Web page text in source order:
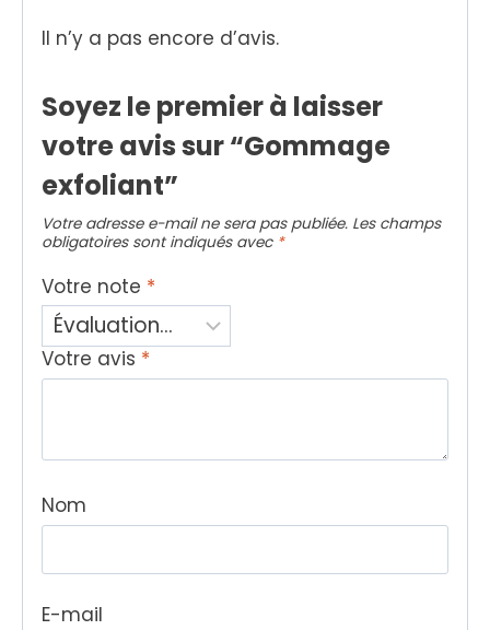
Il n’y a pas encore d’avis.
Soyez le premier à laisser
votre avis sur “Gommage
exfoliant”
Votre adresse e-mail ne sera pas publiée. Les champs
obligatoires sont indiqués avec *
Votre note *
Votre avis *
Nom
E-mail